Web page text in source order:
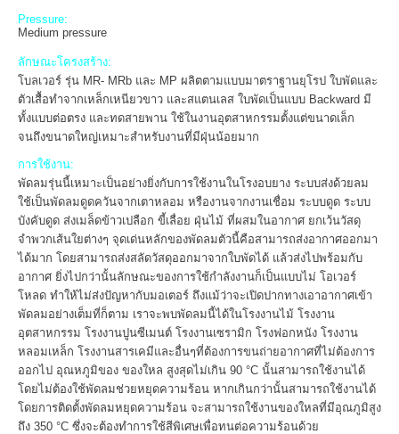
Pressure:
Medium pressure
ลักษณะโครงสร้าง:
โบลเวอร์ รุ่น MR- MRb และ MP ผลิตตามแบบมาตราฐานยุโรป ใบพัดและ
ตัวเสื้อทำจากเหล็กเหนียวขาว และสแตนเลส ใบพัดเป็นแบบ Backward มี
ทั้งแบบต่อตรง และทดสายพาน ใช้ในงานอุตสาหกรรมตั้งแต่ขนาดเล็ก
จนถึงขนาดใหญ่เหมาะสำหรับงานที่มีฝุ่นน้อยมาก
การใช้งาน:
พัดลมรุ่นนี้เหมาะเป็นอย่างยิ่งกับการใช้งานในโรงอบยาง ระบบส่งด้วยลม
ใช้เป็นพัดลมดูดควันจากเตาหลอม หรืองานจากงานเชื่อม ระบบดูด ระบบ
บังคับดูด ส่งเมล็ดข้าวเปลือก ขี้เลื่อย ฝุ่นไม้ ที่ผสมในอากาศ ยกเว้นวัสดุ
จำพวกเส้นใยต่างๆ จุดเด่นหลักของพัดลมตัวนี้คือสามารถส่งอากาศออกมา
ได้มาก โดยสามารถส่งสลัดวัสดุออกมาจากใบพัดได้ แล้วส่งไปพร้อมกับ
อากาศ ยิ่งไปกว่านั้นลักษณะของการใช้กำลังงานก็เป็นแบบไม่ โอเวอร์
โหลด ทำให้ไม่ส่งปัญหากับมอเตอร์ ถึงแม้ว่าจะเปิดปากทางเอาอากาศเข้า
พัดลมอย่างเต็มที่ก็ตาม เราจะพบพัดลมนี้ได้ในโรงงานไม้ โรงงาน
อุตสาหกรรม โรงงานปูนซีเมนต์ โรงงานเซรามิก โรงฟอกหนัง โรงงาน
หลอมเหล็ก โรงงานสารเคมีและอื่นๆที่ต้องการขนถ่ายอากาศที่ไม่ต้องการ
ออกไป อุณหภูมิของ ของใหล สูงสุดไม่เกิน 90 °C นั้นสามารถใช้งานได้
โดยไม่ต้องใช้พัดลมช่วยหยุดความร้อน หากเกินกว่านั้นสามารถใช้งานได้
โดยการติดตั้งพัดลมหยุดความร้อน จะสามารถใช้งานของใหลที่มีอุณภูมิสูง
ถึง 350 °C ซึ่งจะต้องทำการใช้สีพิเศษเพื่อทนต่อความร้อนด้วย